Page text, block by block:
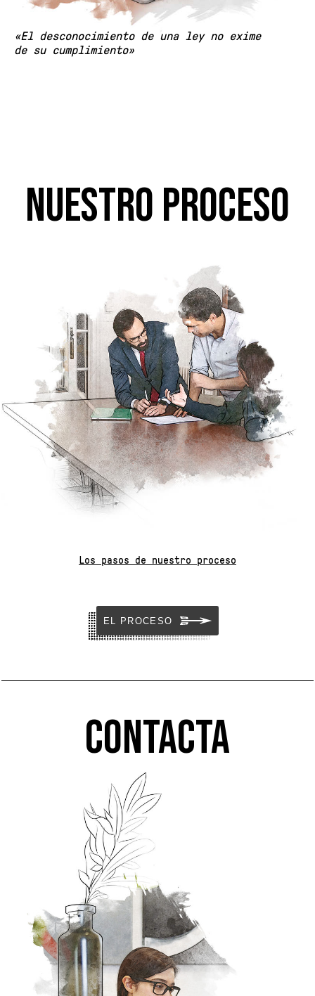
«El desconocimiento de una ley no exime
de su cumplimiento»
Nuestro proceso
Los pasos de nuestro proceso
EL PROCESO
Contacta